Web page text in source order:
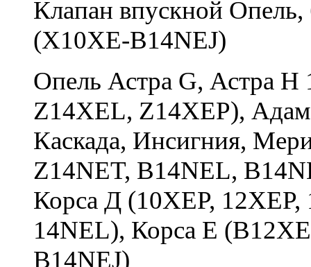
Клапан впускной
(X10XE-B14NEJ)
Опель Астра G, Астра
Z14XEL, Z14XEP),
Каскада, Инсигния,
Z14NET, B14NEL,
Корса Д (10XEP,
14NEL), Корса Е
B14NEJ)